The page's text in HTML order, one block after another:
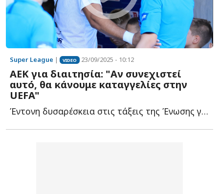
Super League | VIDEO 23/09/2025 - 10:12
ΑΕΚ για διαιτησία: "Αν συνεχιστεί
αυτό, θα κάνουμε καταγγελίες στην
UEFA"
Έντονη δυσαρέσκεια στις τάξεις της Ένωσης για την διαιτησία τ...